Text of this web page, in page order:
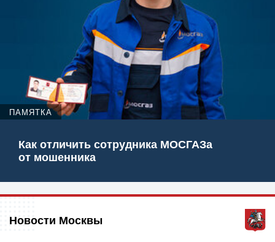
ПАМЯТКА
Как отличить сотрудника МОСГАЗа
от мошенника
Новости Москвы